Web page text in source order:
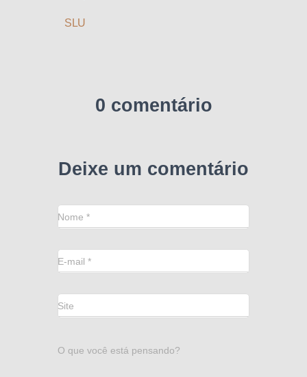
SLU
0 comentário
Deixe um comentário
Nome *
E-mail *
Site
O que você está pensando?